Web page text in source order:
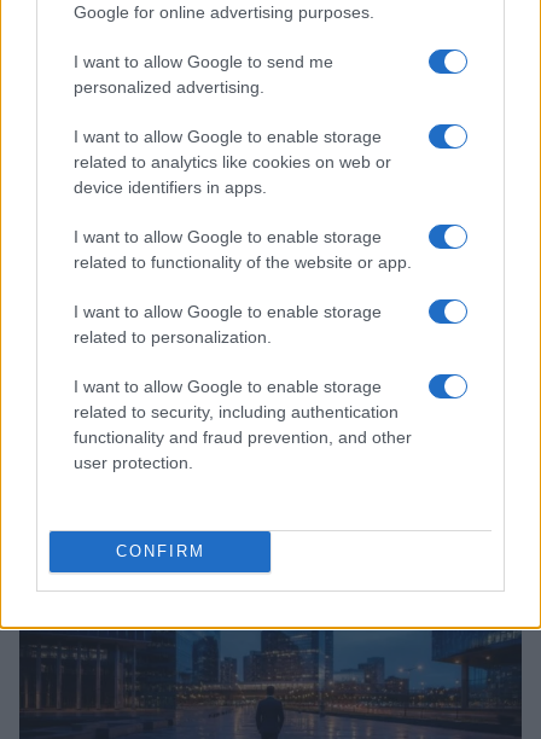
Google for online advertising purposes.
I want to allow Google to send me
personalized advertising.
I want to allow Google to enable storage
related to analytics like cookies on web or
device identifiers in apps.
I want to allow Google to enable storage
related to functionality of the website or app.
I want to allow Google to enable storage
related to personalization.
I want to allow Google to enable storage
related to security, including authentication
functionality and fraud prevention, and other
user protection.
CONFIRM
Continua a leggere